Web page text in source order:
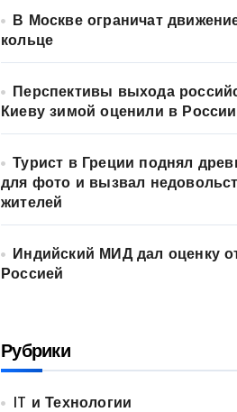
В Москве ограничат
кольце
Перспективы выхода
Киеву зимой оценили в России
Турист в Греции поднял
для фото и вызвал
жителей
Индийский МИД дал оценку
Россией
Рубрики
IT и Технологии